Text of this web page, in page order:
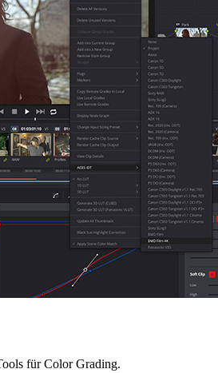
für Color Grading.